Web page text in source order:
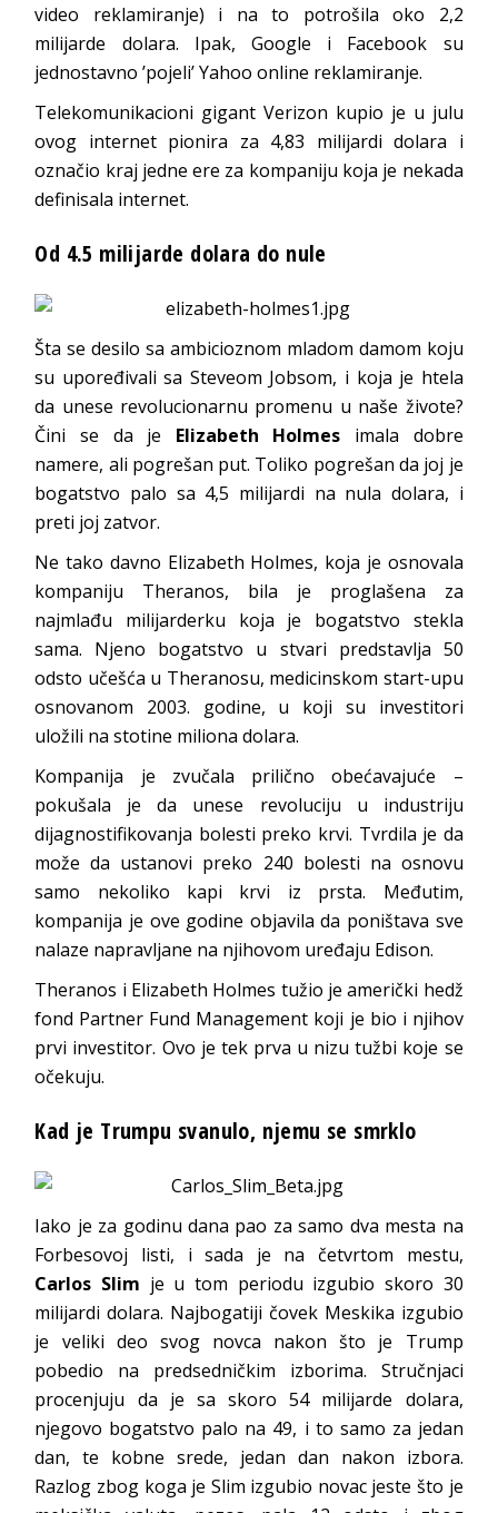
video reklamiranje) i na to potrošila oko 2,2
milijarde dolara. Ipak, Google i Facebook su
jednostavno ’pojeli’ Yahoo online reklamiranje.
Telekomunikacioni gigant Verizon kupio je u julu
ovog internet pionira za 4,83 milijardi dolara i
označio kraj jedne ere za kompaniju koja je nekada
definisala internet.
Od 4.5 milijarde dolara do nule
Šta se desilo sa ambicioznom mladom damom koju
su upoređivali sa Steveom Jobsom, i koja je htela
da unese revolucionarnu promenu u naše živote?
Čini se da je Elizabeth Holmes imala dobre
namere, ali pogrešan put. Toliko pogrešan da joj je
bogatstvo palo sa 4,5 milijardi na nula dolara, i
preti joj zatvor.
Ne tako davno Elizabeth Holmes, koja je osnovala
kompaniju Theranos, bila je proglašena za
najmlađu milijarderku koja je bogatstvo stekla
sama. Njeno bogatstvo u stvari predstavlja 50
odsto učešća u Theranosu, medicinskom start-upu
osnovanom 2003. godine, u koji su investitori
uložili na stotine miliona dolara.
Kompanija je zvučala prilično obećavajuće –
pokušala je da unese revoluciju u industriju
dijagnostifikovanja bolesti preko krvi. Tvrdila je da
može da ustanovi preko 240 bolesti na osnovu
samo nekoliko kapi krvi iz prsta. Međutim,
kompanija je ove godine objavila da poništava sve
nalaze napravljane na njihovom uređaju Edison.
Theranos i Elizabeth Holmes tužio je američki hedž
fond Partner Fund Management koji je bio i njihov
prvi investitor. Ovo je tek prva u nizu tužbi koje se
očekuju.
Kad je Trumpu svanulo, njemu se smrklo
Iako je za godinu dana pao za samo dva mesta na
Forbesovoj listi, i sada je na četvrtom mestu,
Carlos Slim je u tom periodu izgubio skoro 30
milijardi dolara. Najbogatiji čovek Meskika izgubio
je veliki deo svog novca nakon što je Trump
pobedio na predsedničkim izborima. Stručnjaci
procenjuju da je sa skoro 54 milijarde dolara,
njegovo bogatstvo palo na 49, i to samo za jedan
dan, te kobne srede, jedan dan nakon izbora.
Razlog zbog koga je Slim izgubio novac jeste što je